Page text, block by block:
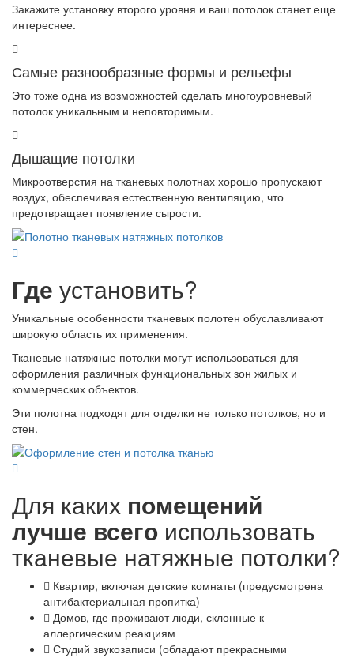
Закажите установку второго уровня и ваш потолок станет еще
интереснее.
Самые разнообразные формы и рельефы
Это тоже одна из возможностей сделать многоуровневый
потолок уникальным и неповторимым.
Дышащие потолки
Микроотверстия на тканевых полотнах хорошо пропускают
воздух, обеспечивая естественную вентиляцию, что
предотвращает появление сырости.
Где установить?
Уникальные особенности тканевых полотен обуславливают
широкую область их применения.
Тканевые натяжные потолки могут использоваться для
оформления различных функциональных зон жилых и
коммерческих объектов.
Эти полотна подходят для отделки не только потолков, но и
стен.
Для каких помещений
лучше всего использовать
тканевые натяжные потолки?
Квартир, включая детские комнаты (предусмотрена
антибактериальная пропитка)
Домов, где проживают люди, склонные к
аллергическим реакциям
Студий звукозаписи (обладают прекрасными